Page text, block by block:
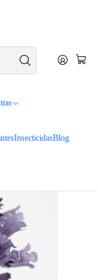
InsecticidasBlog
COMPRA USANDO